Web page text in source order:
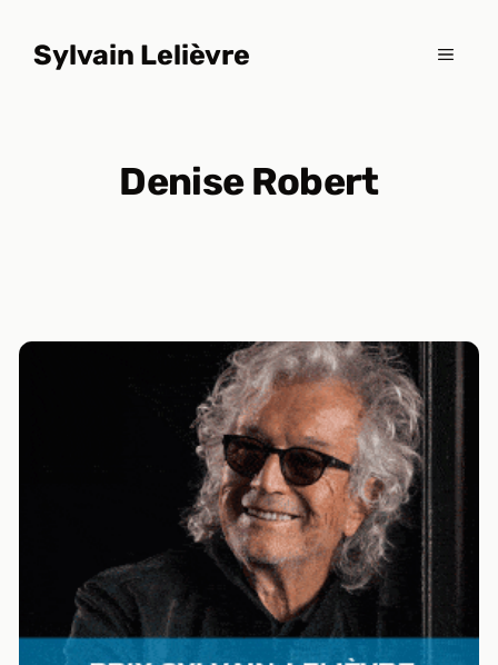
contenuSylvain Lelièvre MENU
Denise Robert